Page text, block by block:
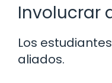
Involucrar
Los
aliados.